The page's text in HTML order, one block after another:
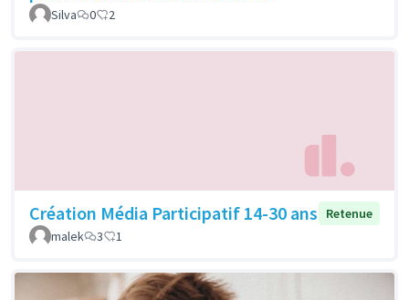
Silva 0 2
Création Média Participatif 14-30 ans
Retenue
malek
3 1